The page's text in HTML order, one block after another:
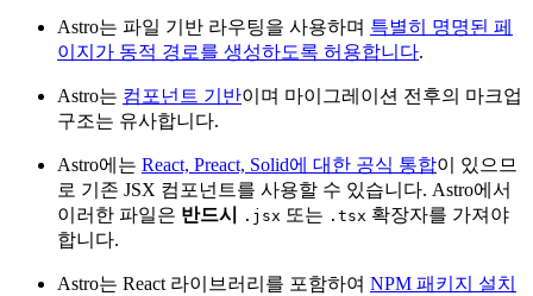
Astro는 파일 기반 라우팅을 사용하며 특별히 명명된 페
이지가 동적 경로를 생성하도록 허용합니다.
Astro는 컴포넌트 기반이며 마이그레이션 전후의 마크업
구조는 유사합니다.
Astro에는 React, Preact, Solid에 대한 공식 통합이 있으므
로 기존 JSX 컴포넌트를 사용할 수 있습니다. Astro에서
이러한 파일은 반드시 .jsx 또는 .tsx 확장자를 가져야
합니다.
Astro는 React 라이브러리를 포함하여 NPM 패키지 설치